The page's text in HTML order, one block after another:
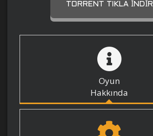
TORRENT TIKLA İNDIR
Oyun
Hakkında